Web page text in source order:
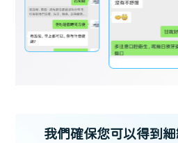
我們確保您可以得到